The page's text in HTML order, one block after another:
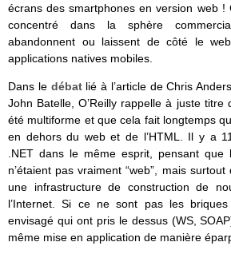
écrans des smartphones en version web !
concentré dans la sphère
abandonnent ou laissent de côté le
applications natives mobiles.
Dans le débatlié à l’article de Chris
John Batelle, O’Reilly rappelle à juste titre
été multiforme et que cela fait longtemps
en dehors du web et de l’HTML. Il y a
.NET dans le même esprit, pensant que
n’étaient pas vraiment “web”, mais surtout
une infrastructure de construction de
l’Internet. Si ce ne sont pas les
envisagé qui ont pris le dessus (WS,
même mise en application de manière